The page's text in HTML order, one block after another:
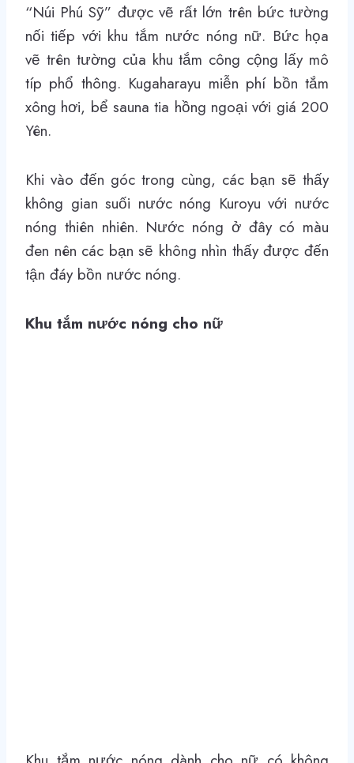
“Núi Phú Sỹ” được vẽ rất lớn trên bức tường
nối tiếp với khu tắm nước nóng nữ. Bức họa
vẽ trên tường của khu tắm công cộng lấy mô
típ phổ thông. Kugaharayu miễn phí bồn tắm
xông hơi, bể sauna tia hồng ngoại với giá 200
Yên.
Khi vào đến góc trong cùng, các bạn sẽ thấy
không gian suối nước nóng Kuroyu với nước
nóng thiên nhiên. Nước nóng ở đây có màu
đen nên các bạn sẽ không nhìn thấy được đến
tận đáy bồn nước nóng.
Khu tắm nước nóng cho nữ